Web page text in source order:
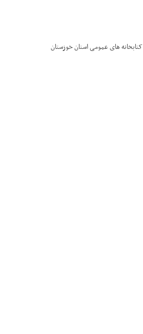
های عمومی استان خوزستان